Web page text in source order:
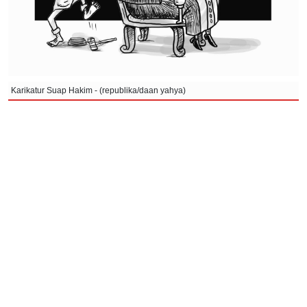
Karikatur Suap Hakim - (republika/daan yahya)